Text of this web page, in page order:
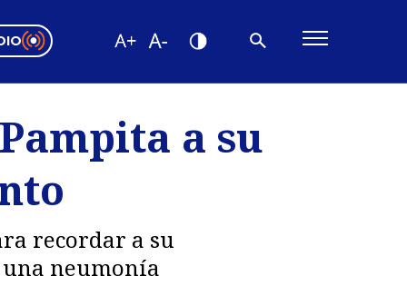
a su
recordar a su
neumonía